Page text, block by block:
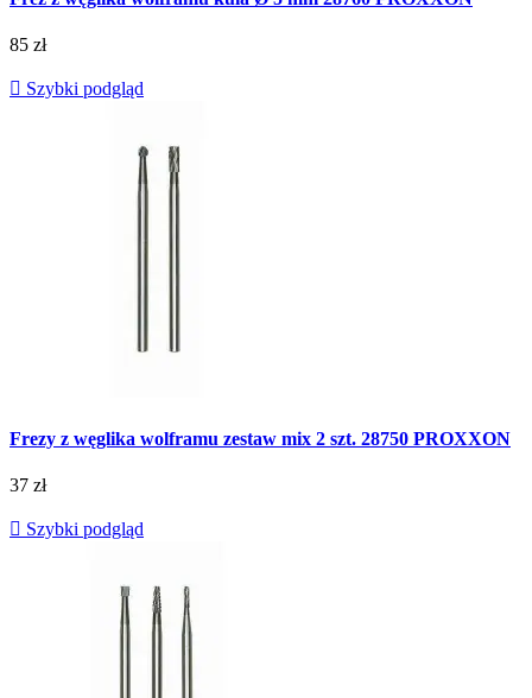
85 zł
 Szybki podgląd
Frezy z węglika wolframu zestaw mix 2 szt. 28750 PROXXON
37 zł
 Szybki podgląd